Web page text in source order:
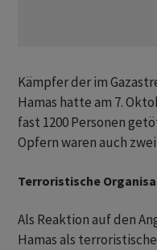
Kämpfer der im
Hamas hatte am 7.
fast 1200 Personen
Opfern waren auch
Terroristische
Als Reaktion auf den
Hamas als